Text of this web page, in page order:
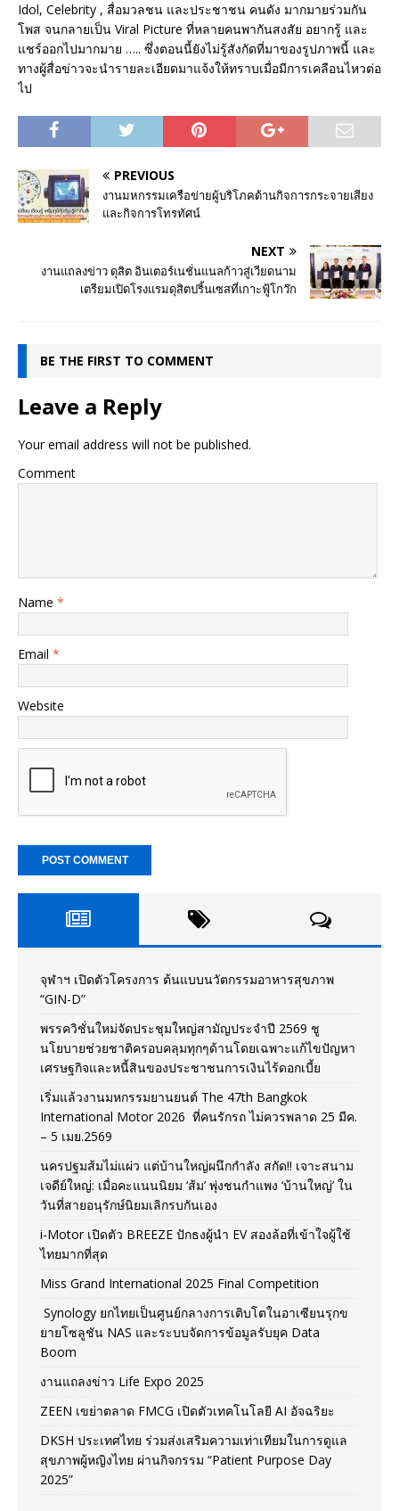
Idol, Celebrity , สื่อมวลชน และประชาชน คนดัง มากมายร่วมกัน
โพส จนกลายเป็น Viral Picture ที่หลายคนพากันสงสัย อยากรู้ และ
แชร์ออกไปมากมาย ….. ซึ่งตอนนี้ยังไม่รู้สังกัดที่มาของรูปภาพนี้ และ
ทางผู้สื่อข่าวจะนำรายละเอียดมาแจ้งให้ทราบเมื่อมีการเคลือนไหวต่อ
ไป
PREVIOUS
งานมหกรรมเครือข่ายผู้บริโภคด้านกิจการกระจายเสียง
และกิจการโทรทัศน์
NEXT
งานแถลงข่าว ดุสิต อินเตอร์เนชั่นแนลก้าวสู่เวียดนาม
เตรียมเปิดโรงแรมดุสิตปริ้นเซสที่เกาะฟู้โกว๊ก
BE THE FIRST TO COMMENT
Leave a Reply
Your email address will not be published.
Comment
Name *
Email *
Website
จุฬาฯ เปิดตัวโครงการ ต้นแบบนวัตกรรมอาหารสุขภาพ
“GIN-D”
พรรควิชั่นใหม่จัดประชุมใหญ่สามัญประจำปี 2569 ชู
นโยบายช่วยชาติครอบคลุมทุกๆด้านโดยเฉพาะแก้ไขปัญหา
เศรษฐกิจและหนี้สินของประชาชนการเงินไร้ดอกเบี้ย
เริ่มแล้วงานมหกรรมยานยนต์ The 47th Bangkok
International Motor 2026 ที่คนรักรถ ไม่ควรพลาด 25 มีค.
– 5 เมย.2569
นครปฐมส้มไม่แผ่ว แต่บ้านใหญ่ผนึกกำลัง สกัด!! เจาะสนาม
เจดีย์ใหญ่: เมื่อคะแนนนิยม ‘ส้ม’ พุ่งชนกำแพง ‘บ้านใหญ่’ ใน
วันที่สายอนุรักษ์นิยมเลิกรบกันเอง
i-Motor เปิดตัว BREEZE ปักธงผู้นำ EV สองล้อที่เข้าใจผู้ใช้
ไทยมากที่สุด
Miss Grand International 2025 Final Competition
Synology ยกไทยเป็นศูนย์กลางการเติบโตในอาเซียนรุกข
ยายโซลูชัน NAS และระบบจัดการข้อมูลรับยุค Data
Boom
งานแถลงข่าว Life Expo 2025
ZEEN เขย่าตลาด FMCG เปิดตัวเทคโนโลยี AI อัจฉริยะ
DKSH ประเทศไทย ร่วมส่งเสริมความเท่าเทียมในการดูแล
สุขภาพผู้หญิงไทย ผ่านกิจกรรม “Patient Purpose Day
2025”